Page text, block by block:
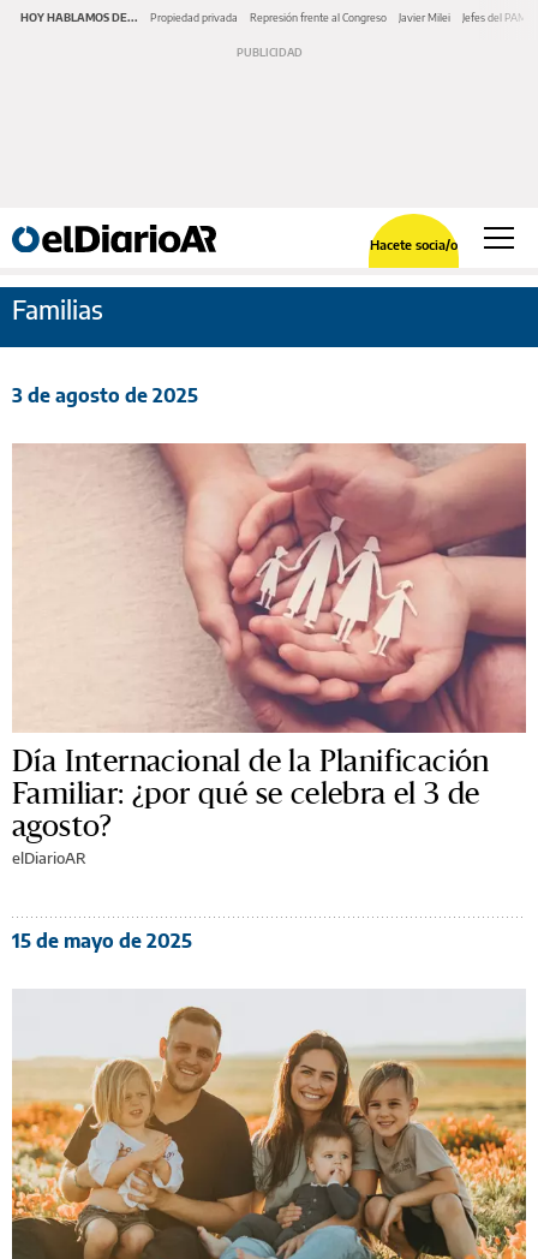
HOY HABLAMOS DE... Propiedad privada Represión frente al Congreso Javier Milei Jefes del PAMI
Hacete socia/o
Familias
3 de agosto de 2025
Día Internacional de la Planificación
Familiar: ¿por qué se celebra el 3 de
agosto?
elDiarioAR
15 de mayo de 2025